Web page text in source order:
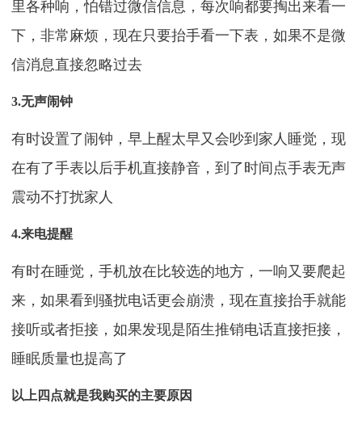
里各种响，怕错过微信信息，每次响都要掏出来看一
下，非常麻烦，现在只要抬手看一下表，如果不是微
信消息直接忽略过去
3.无声闹钟
有时设置了闹钟，早上醒太早又会吵到家人睡觉，现
在有了手表以后手机直接静音，到了时间点手表无声
震动不打扰家人
4.来电提醒
有时在睡觉，手机放在比较选的地方，一响又要爬起
来，如果看到骚扰电话更会崩溃，现在直接抬手就能
接听或者拒接，如果发现是陌生推销电话直接拒接，
睡眠质量也提高了
以上四点就是我购买的主要原因